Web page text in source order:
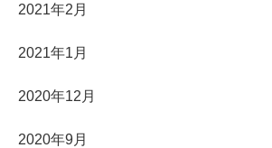
2021年2月
2021年1月
2020年12月
2020年9月